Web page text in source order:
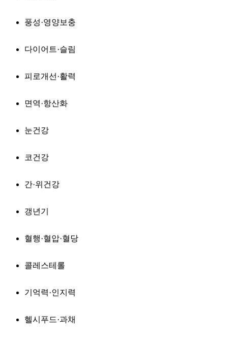
풍성·영양보충
다이어트·슬림
피로개선·활력
면역·항산화
눈건강
코건강
간·위건강
갱년기
혈행·혈압·혈당
콜레스테롤
기억력·인지력
헬시푸드·과채